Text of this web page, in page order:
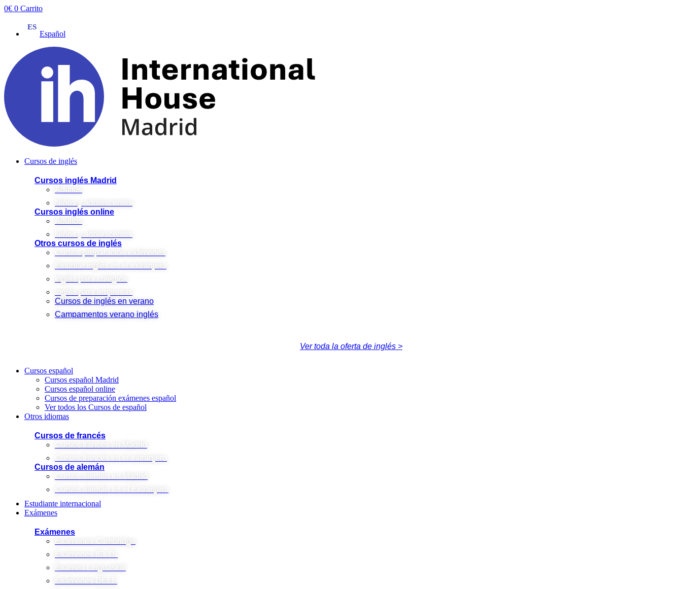
Ir
contenido
0€ 0 Carrito
Español
Cursos de inglés
Cursos inglés Madrid
Adultos
Niños y adolescentes
Cursos inglés online
Adultos
Niños y adolescentes
Otros cursos de inglés
Cursos preparación exámenes
Estudiar inglés en el extranjero
Inglés para colegios
Inglés para empresas
Cursos de inglés en verano
Campamentos verano inglés
Ver toda la oferta de inglés >
Cursos español
Cursos español Madrid
Cursos español online
Cursos de preparación exámenes español
Ver todos los Cursos de español
Otros idiomas
Cursos de francés
Cursos francés en Madrid
Cursos de alemán
Cursos alemán en Madrid
Cursos alemán en el Extranjero
Estudiante internacional
Exámenes
Exámenes
Exámenes Cambridge
Exámenes IELTS
Examen Linguaskill
Exámenes DELE